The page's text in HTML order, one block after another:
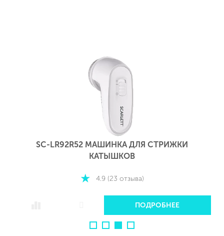
SC-LR92R52 МАШИНКА ДЛЯ СТРИЖКИ
КАТЫШКОВ
4.9 (23 отзыва)
ПОДРОБНЕЕ